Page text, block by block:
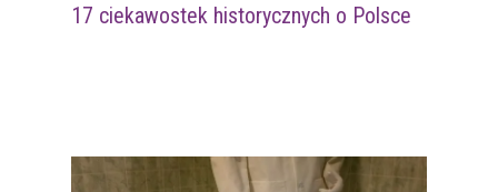
17 ciekawostek historycznych o Polsce